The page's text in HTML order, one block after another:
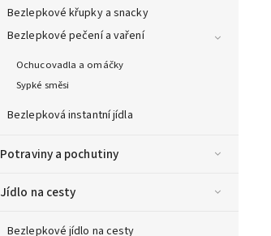
Bezlepkové křupky a snacky
Bezlepkové pečení a vaření
Ochucovadla a omáčky
Sypké směsi
Bezlepková instantní jídla
Potraviny a pochutiny
Jídlo na cesty
Bezlepkové jídlo na cesty